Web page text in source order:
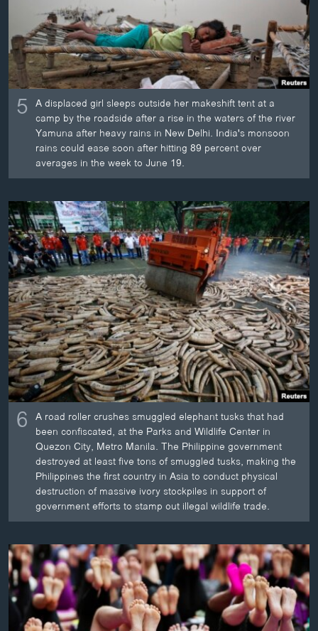
ສຽງ
ລາຍການກະຈາຍສຽງ
ລາຍງານ
ຕິດຕາມພວກເຮົາ ທີ່
ພາສາຕ່າງໆ
5 A displaced girl sleeps outside her makeshift tent at a
camp by the roadside after a rise in the waters of the river
Yamuna after heavy rains in New Delhi. India's monsoon
rains could ease soon after hitting 89 percent over
averages in the week to June 19.
6 A road roller crushes smuggled elephant tusks that had
been confiscated, at the Parks and Wildlife Center in
Quezon City, Metro Manila. The Philippine government
destroyed at least five tons of smuggled tusks, making the
Philippines the first country in Asia to conduct physical
destruction of massive ivory stockpiles in support of
government efforts to stamp out illegal wildlife trade.